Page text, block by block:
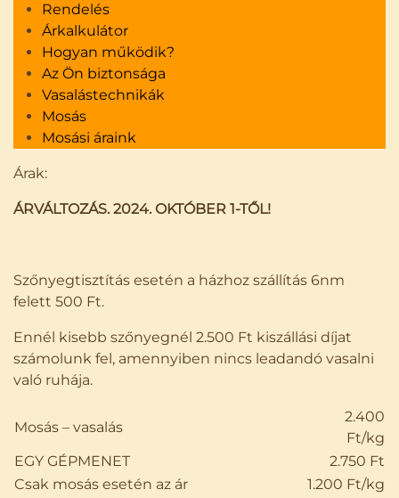
+36 30 313 55 90
Rendelés
Árkalkulátor
Hogyan működik?
Az Ön biztonsága
Vasalástechnikák
Mosás
Mosási áraink
Árak:
ÁRVÁLTOZÁS. 2024. OKTÓBER 1-TŐL!
Szőnyegtisztítás esetén a házhoz szállítás 6nm
felett 500 Ft.
Ennél kisebb szőnyegnél 2.500 Ft kiszállási díjat
számolunk fel, amennyiben nincs leadandó vasalni
való ruhája.
Mosás – vasalás
2.400
Ft/kg
EGY GÉPMENET
2.750 Ft
Csak mosás esetén az ár
1.200 Ft/kg